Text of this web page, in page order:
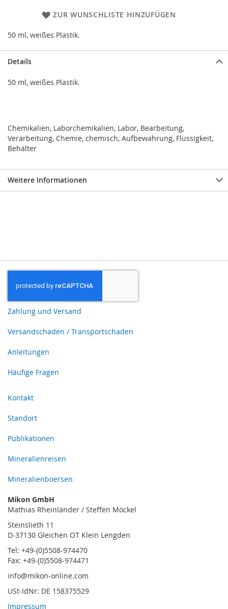
ZUR WUNSCHLISTE HINZUFÜGEN
50 ml, weißes Plastik.
Details
50 ml, weißes Plastik.
Chemikalien, Laborchemikalien, Labor, Bearbeitung,
Verarbeitung, Chemie, chemisch, Aufbewahrung, Flüssigkeit,
Behälter
Weitere Informationen
Zahlung und Versand
Versandschaden / Transportschaden
Anleitungen
Häufige Fragen
Kontakt
Standort
Publikationen
Mineralienreisen
Mineralienboersen
Mikon GmbH
Mathias Rheinländer / Steffen Möckel
Steinslieth 11
D-37130 Gleichen OT Klein Lengden
Tel: +49-(0)5508-974470
Fax: +49-(0)5508-974471
info@mikon-online.com
USt-IdNr: DE 158375529
Impressum